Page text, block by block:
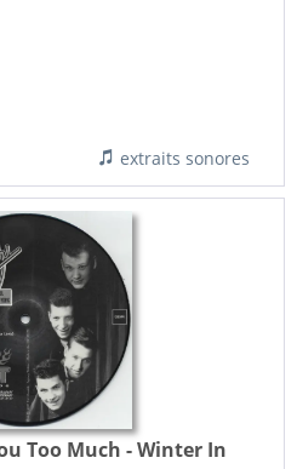
extraits sonores
Too Much - Winter In